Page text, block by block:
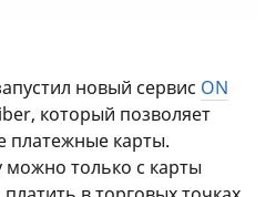
новый сервис ON
который позволяет
платежные карты.
можно только с карты